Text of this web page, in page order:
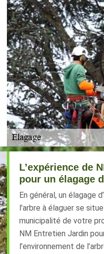
L’expérience de
pour un élagage
En général, un élagage
l’arbre à élaguer se
municipalité de votre
NM Entretien Jardin
l’environnement de